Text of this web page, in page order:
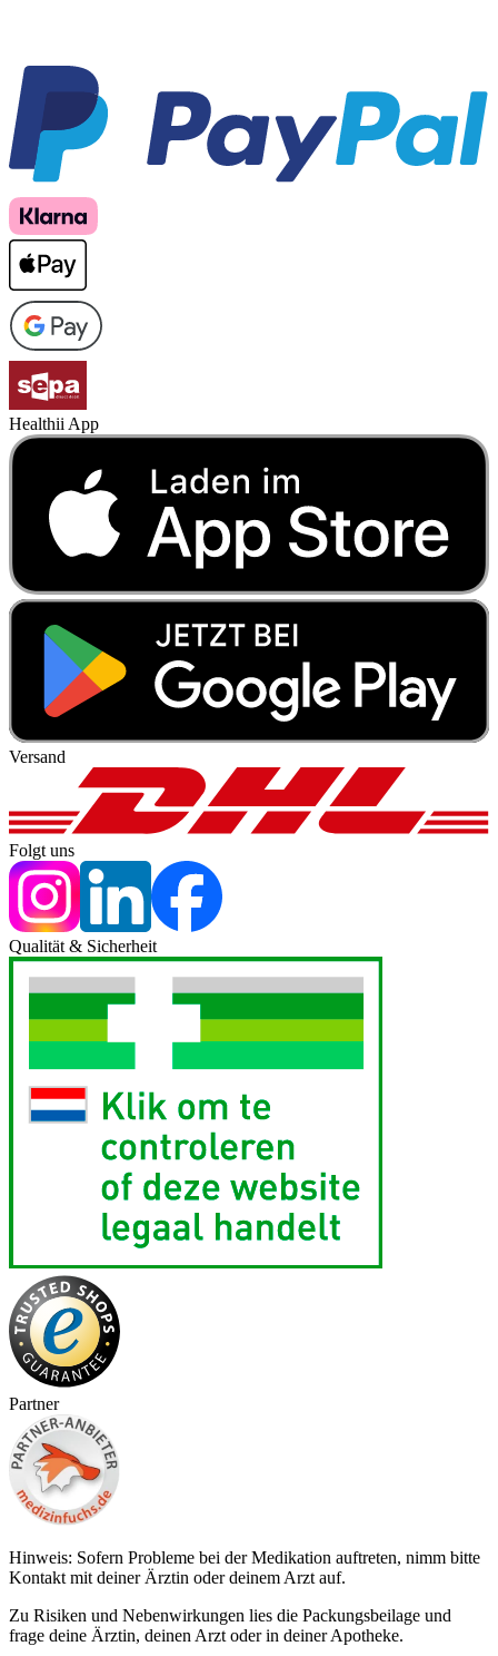
Healthii App
Versand
Folgt uns
Qualität & Sicherheit
Partner
Hinweis: Sofern Probleme bei der Medikation auftreten, nimm bitte
Kontakt mit deiner Ärztin oder deinem Arzt auf.
Zu Risiken und Nebenwirkungen lies die Packungsbeilage und
frage deine Ärztin, deinen Arzt oder in deiner Apotheke.